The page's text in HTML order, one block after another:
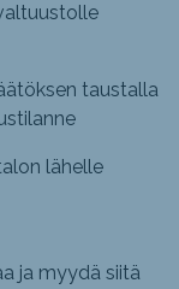
taustalla
lähelle
ja myydä siitä